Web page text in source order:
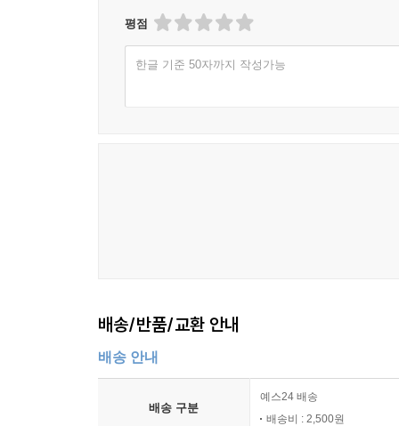
평점
한글 기준 50자까지 작성가능
배송/반품/교환 안내
배송 안내
배송 구분
예스24 배송
배송비 : 2,500원